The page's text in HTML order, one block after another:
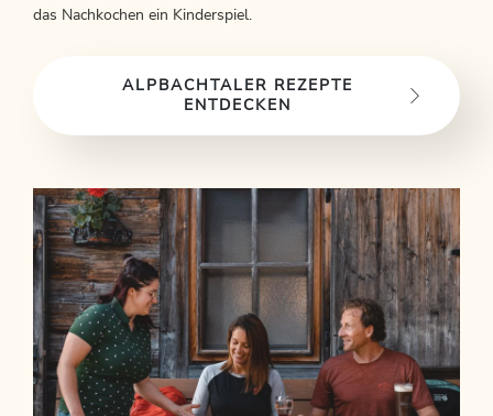
das Nachkochen ein Kinderspiel.
ALPBACHTALER REZEPTE
ENTDECKEN